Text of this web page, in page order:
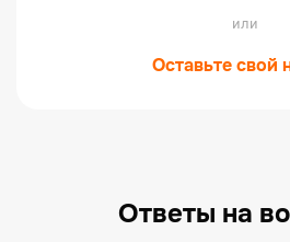
или
Оставьте свой
Ответы на